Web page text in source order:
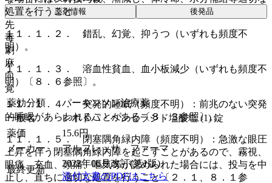
処置を行うこと。
１１．１．２． 錯乱、幻覚、抑うつ（いずれも頻度不
明）。
１１．１．３． 溶血性貧血、血小板減少（いずれも頻度不
明）〔８．６参照〕。
１１．１．４． 突発的睡眠（頻度不明）：前兆のない突発
的睡眠があらわれることがある〔８．３参照〕。
１１．１．５． 閉塞隅角緑内障（頻度不明）：急激な眼圧
上昇を伴う閉塞隅角緑内障を起こすことがあるので、霧視、
眼痛、充血、頭痛、嘔気等が認められた場合には、投与を中
止し、直ちに適切な処置を行うこと〔２．１、８．１参
薬剤情報 後発品
先
毒
劇
麻
向
覚
薬効分類
パーキンソン治療薬
一般名
レボドパ・ベンセラジド塩酸塩 (1) 錠
薬価
15.6円
メーカー
アルフレッサ ファーマ
最終更新
2022年06月改訂(第1版)
添付文書のPDFはこちら